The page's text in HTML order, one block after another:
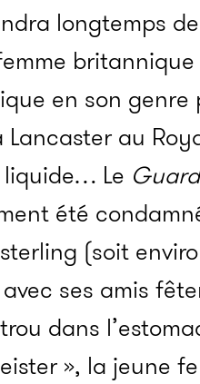
longtemps
britannique
en son genre
au
liquide… Le
été
(soit
ses amis
dans
», la jeune